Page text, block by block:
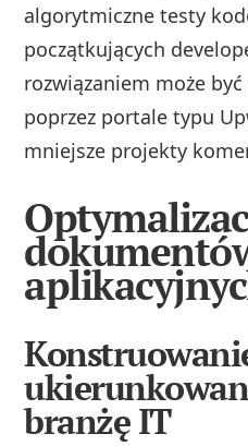
algorytmiczne testy
początkujących
rozwiązaniem może
poprzez portale typu
mniejsze projekty
branżę IT